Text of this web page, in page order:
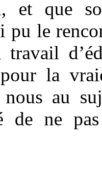
et que
pu le
travail
pour la
au
de ne